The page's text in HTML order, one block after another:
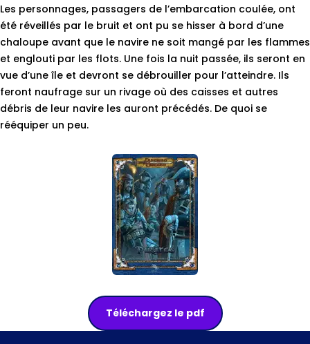
Les personnages, passagers de l’embarcation coulée, ont
été réveillés par le bruit et ont pu se hisser à bord d’une
chaloupe avant que le navire ne soit mangé par les flammes
et englouti par les flots. Une fois la nuit passée, ils seront en
vue d’une île et devront se débrouiller pour l’atteindre. Ils
feront naufrage sur un rivage où des caisses et autres
débris de leur navire les auront précédés. De quoi se
rééquiper un peu.
Téléchargez le pdf